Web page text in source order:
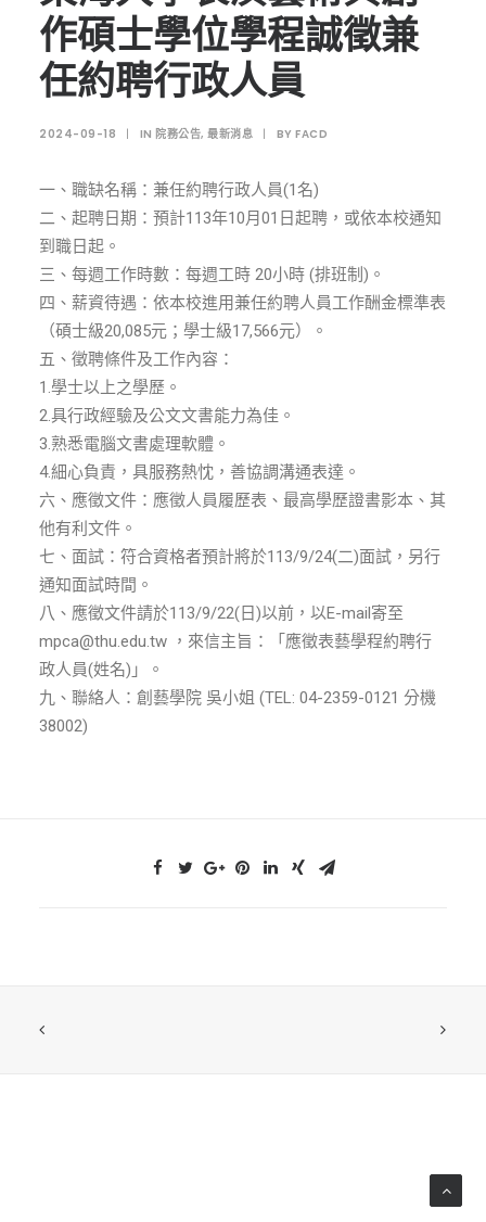
招生資訊
高中生專區
境外生專區 PROSPECTIVE STUDENTS
聯絡我們 CONTACT
FACEBOOK
ENGLISH
搜尋
作碩士學位學程誠徵兼
任約聘行政人員
2024-09-18 | IN 院務公告, 最新消息 | BY FACD
一、職缺名稱：兼任約聘行政人員(1名)
二、起聘日期：預計113年10月01日起聘，或依本校通知
到職日起。
三、每週工作時數：每週工時 20小時 (排班制)。
四、薪資待遇：依本校進用兼任約聘人員工作酬金標準表
（碩士級20,085元；學士級17,566元）。
五、徵聘條件及工作內容：
1.學士以上之學歷。
2.具行政經驗及公文文書能力為佳。
3.熟悉電腦文書處理軟體。
4.細心負責，具服務熱忱，善協調溝通表達。
六、應徵文件：應徵人員履歷表、最高學歷證書影本、其
他有利文件。
七、面試：符合資格者預計將於113/9/24(二)面試，另行
通知面試時間。
八、應徵文件請於113/9/22(日)以前，以E-mail寄至
mpca@thu.edu.tw ，來信主旨：「應徵表藝學程約聘行
政人員(姓名)」。
九、聯絡人：創藝學院 吳小姐 (TEL: 04-2359-0121 分機
38002)